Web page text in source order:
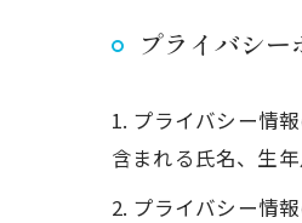
プライバシ
1. プライバシー情
含まれる氏名、生
2. プライバシー情